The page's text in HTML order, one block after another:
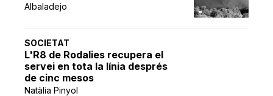
Albaladejo
SOCIETAT
L'R8 de Rodalies recupera el
servei en tota la línia després
de cinc mesos
Natàlia Pinyol